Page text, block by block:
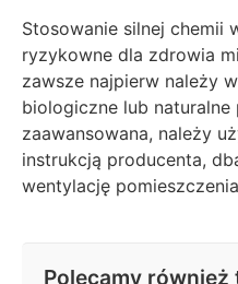
Stosowanie silnej chemii
ryzykowne dla zdrowia
zawsze najpierw należy
biologiczne lub
zaawansowana, należy
instrukcją producenta,
wentylację
Polecamy również